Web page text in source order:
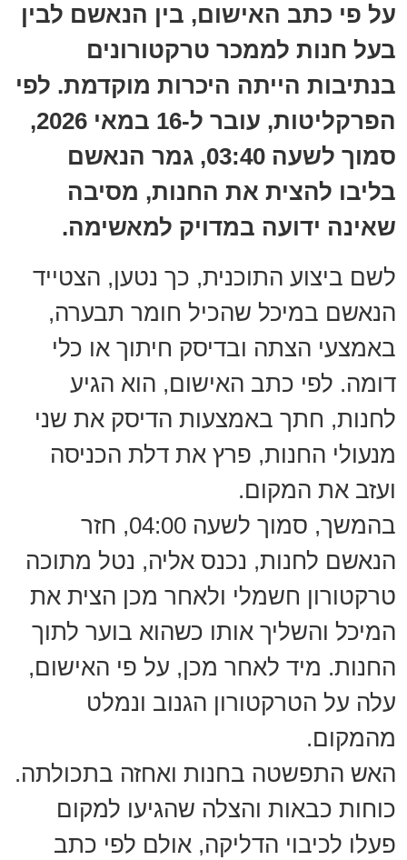
על פי כתב האישום, בין הנאשם לבין
בעל חנות לממכר טרקטורונים
בנתיבות הייתה היכרות מוקדמת. לפי
הפרקליטות, עובר ל-16 במאי 2026,
סמוך לשעה 03:40, גמר הנאשם
בליבו להצית את החנות, מסיבה
שאינה ידועה במדויק למאשימה.
לשם ביצוע התוכנית, כך נטען, הצטייד
הנאשם במיכל שהכיל חומר תבערה,
באמצעי הצתה ובדיסק חיתוך או כלי
דומה. לפי כתב האישום, הוא הגיע
לחנות, חתך באמצעות הדיסק את שני
מנעולי החנות, פרץ את דלת הכניסה
ועזב את המקום.
בהמשך, סמוך לשעה 04:00, חזר
הנאשם לחנות, נכנס אליה, נטל מתוכה
טרקטורון חשמלי ולאחר מכן הצית את
המיכל והשליך אותו כשהוא בוער לתוך
החנות. מיד לאחר מכן, על פי האישום,
עלה על הטרקטורון הגנוב ונמלט
מהמקום.
האש התפשטה בחנות ואחזה בתכולתה.
כוחות כבאות והצלה שהגיעו למקום
פעלו לכיבוי הדליקה, אולם לפי כתב